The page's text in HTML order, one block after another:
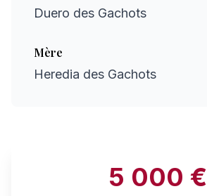
Duero des Gachots
Mère
Heredia des Gachots
5 000 €